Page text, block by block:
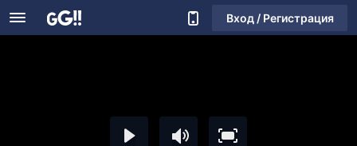
Вход / Регистрация